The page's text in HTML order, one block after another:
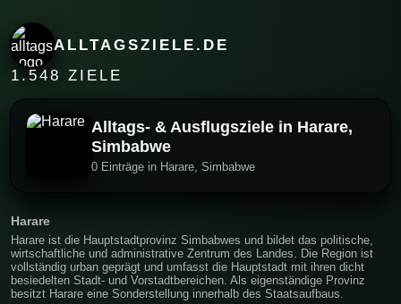
ALLTAGSZIELE.DE
1.548 ZIELE
Alltags- & Ausflugsziele in Harare,
Simbabwe
0 Einträge in Harare, Simbabwe
Harare
Harare ist die Hauptstadtprovinz Simbabwes und bildet das politische,
wirtschaftliche und administrative Zentrum des Landes. Die Region ist
vollständig urban geprägt und umfasst die Hauptstadt mit ihren dicht
besiedelten Stadt- und Vorstadtbereichen. Als eigenständige Provinz
besitzt Harare eine Sonderstellung innerhalb des Staatsaufbaus.